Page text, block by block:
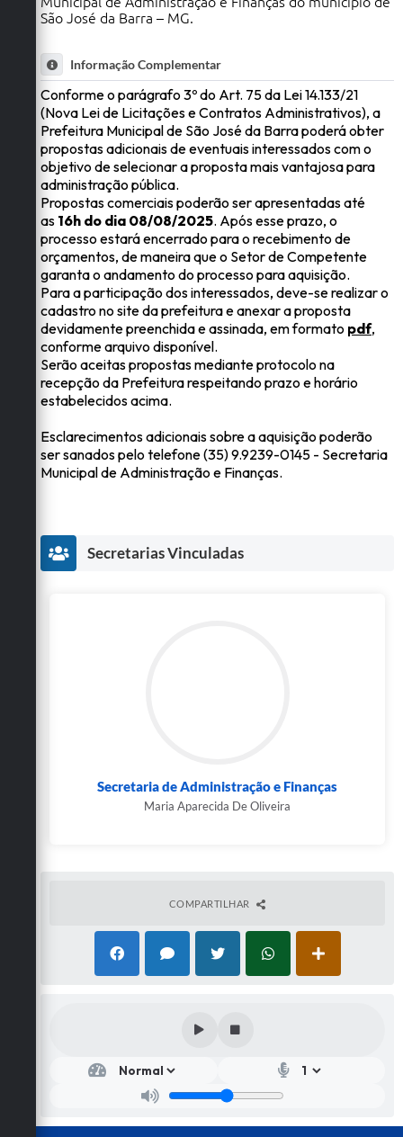
São José da Barra – MG.
Informação Complementar
Conforme o parágrafo 3º do Art. 75 da Lei 14.133/21
(Nova Lei de Licitações e Contratos Administrativos), a
Prefeitura Municipal de São José da Barra poderá obter
propostas adicionais de eventuais interessados com o
objetivo de selecionar a proposta mais vantajosa para
administração pública.
Propostas comerciais poderão ser apresentadas até
as 16h do dia 08/08/2025. Após esse prazo, o
processo estará encerrado para o recebimento de
orçamentos, de maneira que o Setor de Competente
garanta o andamento do processo para aquisição.
Para a participação dos interessados, deve-se realizar o
cadastro no site da prefeitura e anexar a proposta
devidamente preenchida e assinada, em formato pdf,
conforme arquivo disponível.
Serão aceitas propostas mediante protocolo na
recepção da Prefeitura respeitando prazo e horário
estabelecidos acima.
Esclarecimentos adicionais sobre a aquisição poderão
ser sanados pelo telefone (35) 9.9239-0145 - Secretaria
Municipal de Administração e Finanças.
Secretarias Vinculadas
Secretaria de Administração e Finanças
Maria Aparecida De Oliveira
COMPARTILHAR